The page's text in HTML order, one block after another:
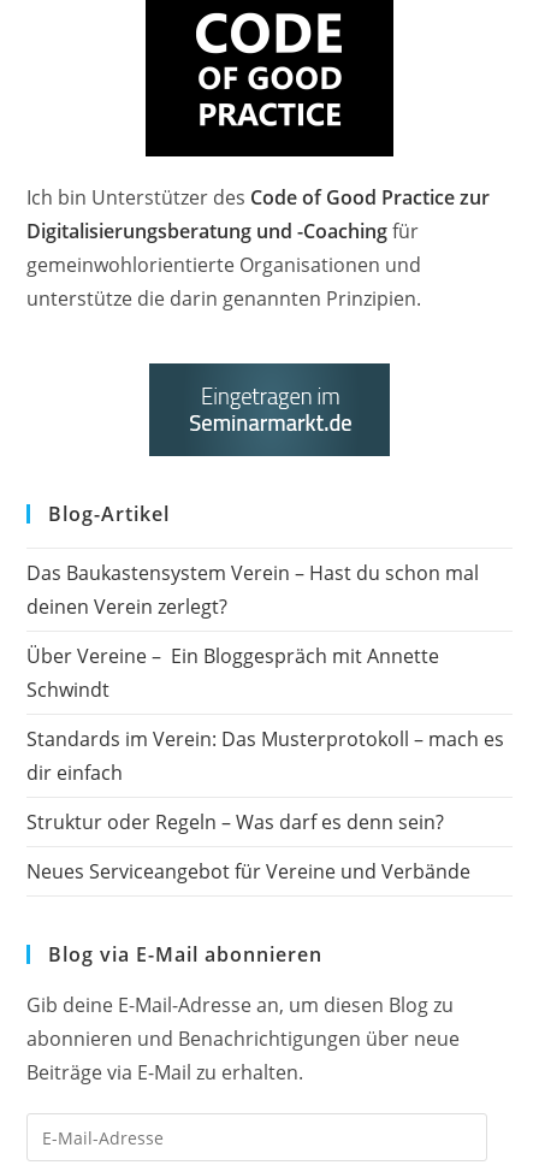
Ich bin Unterstützer des Code of Good Practice zur
Digitalisierungsberatung und -Coachingfür
gemeinwohlorientierte Organisationen und
unterstütze die darin genannten Prinzipien.
Blog-Artikel
Das Baukastensystem Verein – Hast du schon mal
deinen Verein zerlegt?
Über Vereine – Ein Bloggespräch mit Annette
Schwindt
Standards im Verein: Das Musterprotokoll – mach es
dir einfach
Struktur oder Regeln – Was darf es denn sein?
Neues Serviceangebot für Vereine und Verbände
Blog via E-Mail abonnieren
Gib deine E-Mail-Adresse an, um diesen Blog zu
abonnieren und Benachrichtigungen über neue
Beiträge via E-Mail zu erhalten.
Mail-